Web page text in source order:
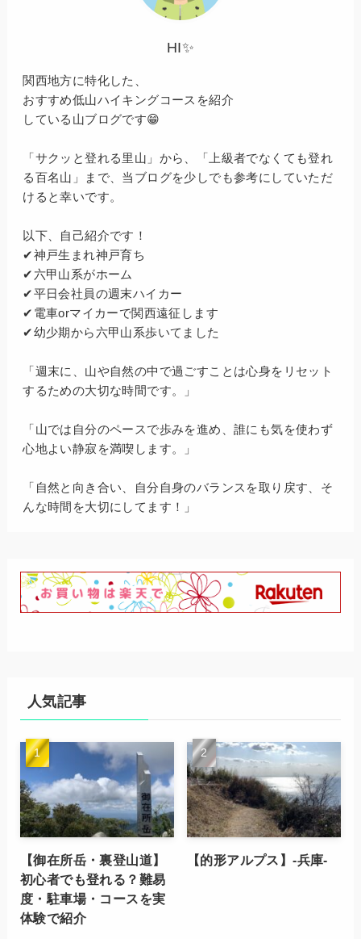
HI✨
関西地方に特化した、
おすすめ低山ハイキングコースを紹介
している山ブログです😁
「サクッと登れる里山」から、「上級者でなくても登れ
る百名山」まで、当ブログを少しでも参考にしていただ
けると幸いです。
以下、自己紹介です！
✔神戸生まれ神戸育ち
✔六甲山系がホーム
✔平日会社員の週末ハイカー
✔電車orマイカーで関西遠征します
✔幼少期から六甲山系歩いてました
「週末に、山や自然の中で過ごすことは心身をリセット
するための大切な時間です。」
「山では自分のペースで歩みを進め、誰にも気を使わず
心地よい静寂を満喫します。」
「自然と向き合い、自分自身のバランスを取り戻す、そ
んな時間を大切にしてます！」
人気記事
【御在所岳・裏登山道】
初心者でも登れる？難易
度・駐車場・コースを実
体験で紹介
【的形アルプス】-兵庫-